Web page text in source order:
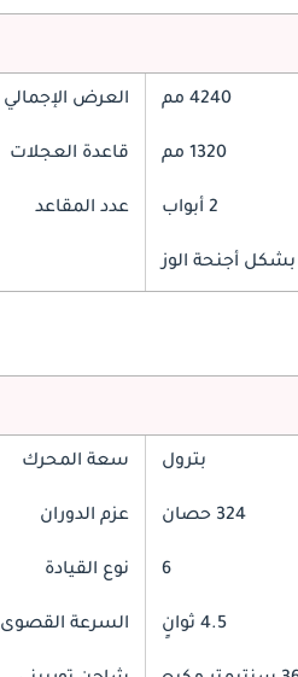
4240 مم العرض الإجمالي
1320 مم قاعدة العجلات
2 أبواب عدد المقاعد
بشكل أجنحة الوز
بترول سعة المحرك
324 حصان عزم الدوران
6 نوع القيادة
4.5 ثوانٍ السرعة القصوى